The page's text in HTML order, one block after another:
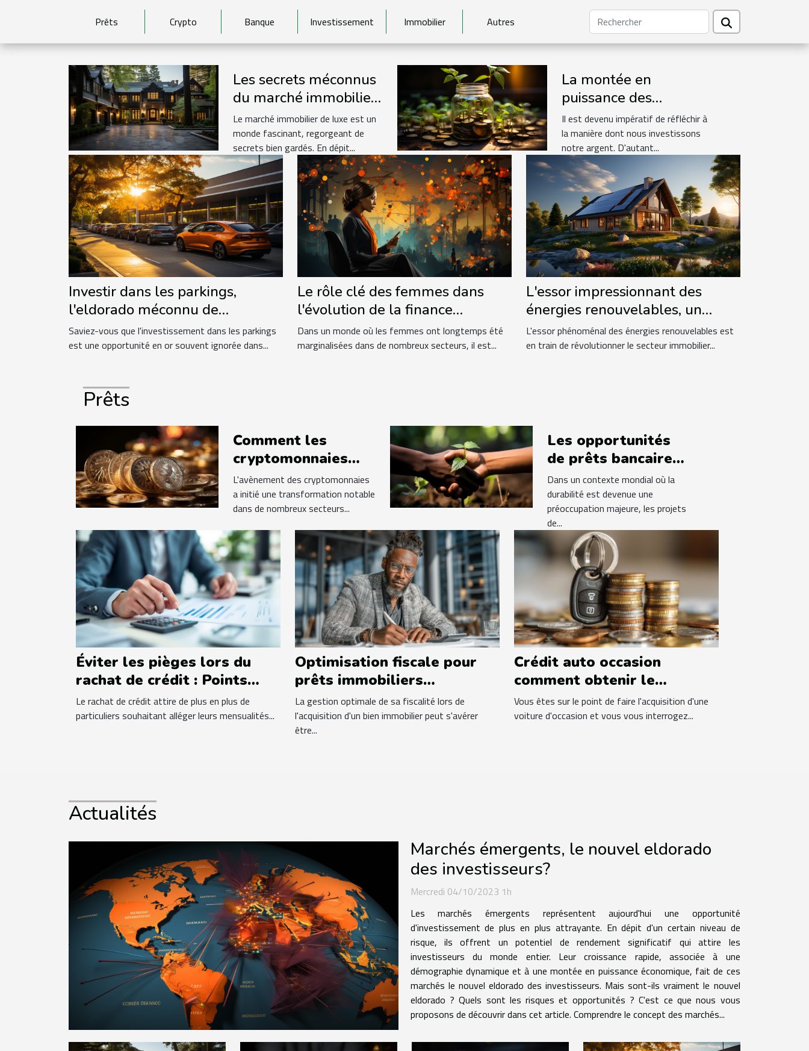
Prêts Crypto Banque Investissement Immobilier Autres
Investir dans les parkings,
l'eldorado méconnu de
l'immobilier
Saviez-vous que l'investissement dans les parkings
est une opportunité en or souvent ignorée dans...
Le rôle clé des femmes dans
l'évolution de la finance
mondiale
Dans un monde où les femmes ont longtemps été
marginalisées dans de nombreux secteurs, il est...
L'essor impressionnant des
énergies renouvelables, un
nouveau marché immobilier
L'essor phénoménal des énergies renouvelables est
en train de révolutionner le secteur immobilier...
Les secrets méconnus
du marché immobilier
de luxe
Le marché immobilier de luxe est un
monde fascinant, regorgeant de
secrets bien gardés. En dépit...
La montée en
puissance des
investissements éco-
responsables
Il est devenu impératif de réfléchir à
la manière dont nous investissons
notre argent. D'autant...
Prêts
Éviter les pièges lors du
rachat de crédit : Points
essentiels
Le rachat de crédit attire de plus en plus de
particuliers souhaitant alléger leurs mensualités...
Optimisation fiscale pour
prêts immobiliers
avantages et stratégies
méconnues
La gestion optimale de sa fiscalité lors de
l'acquisition d'un bien immobilier peut s'avérer
être...
Crédit auto occasion
comment obtenir le
meilleur taux
Vous êtes sur le point de faire l'acquisition d'une
voiture d'occasion et vous vous interrogez...
Comment les
cryptomonnaies
transforment-elles
le marché des prêts
personnels ?
L'avènement des cryptomonnaies
a initié une transformation notable
dans de nombreux secteurs...
Les opportunités
de prêts bancaires
pour les projets de
développement
durable
Dans un contexte mondial où la
durabilité est devenue une
préoccupation majeure, les projets
de...
Actualités
Marchés émergents, le nouvel eldorado
des investisseurs?
Mercredi 04/10/2023 1h
Les marchés émergents représentent aujourd'hui une opportunité
d'investissement de plus en plus attrayante. En dépit d'un certain niveau de
risque, ils offrent un potentiel de rendement significatif qui attire les
investisseurs du monde entier. Leur croissance rapide, associée à une
démographie dynamique et à une montée en puissance économique, fait de ces
marchés le nouvel eldorado des investisseurs. Mais sont-ils vraiment le nouvel
eldorado ? Quels sont les risques et opportunités ? C'est ce que nous vous
proposons de découvrir dans cet article. Comprendre le concept des marchés...